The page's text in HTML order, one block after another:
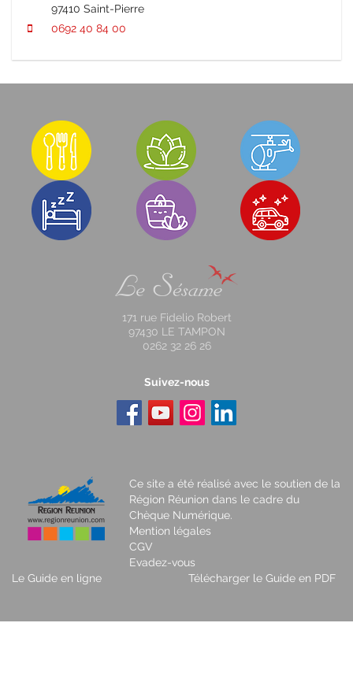
97410 Saint-Pierre
0692 40 84 00
171 rue Fidelio Robert
97430 LE TAMPON
0262 32 26 26
Suivez-nous
Ce site a été réalisé avec le soutien de la
Région Réunion dans le cadre du
Chèque Numérique.
Mention légales
CGV
Evadez-vous
Le Guide en ligne
Télécharger le Guide en PDF